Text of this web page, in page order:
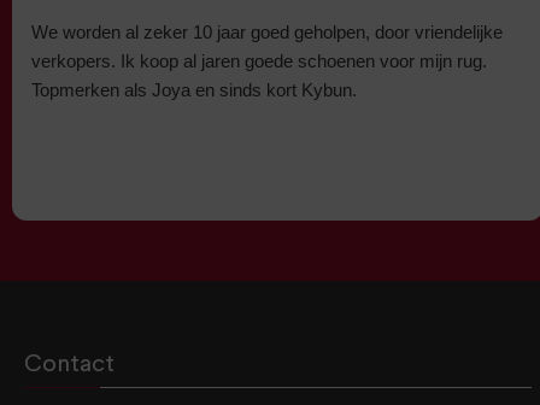
We worden al zeker 10 jaar goed geholpen, door vriendelijke
verkopers. Ik koop al jaren goede schoenen voor mijn rug.
Topmerken als Joya en sinds kort Kybun.
Contact